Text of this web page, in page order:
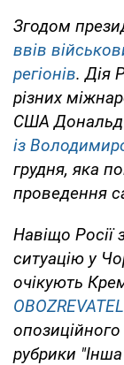
Згодом
ввів
регіонів. Дія
різних
США Дональд
із
грудня, яка
проведення
Навіщо Росії
ситуацію у
очікують
OBOZREVATEL
рубрики